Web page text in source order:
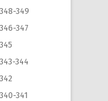
349
347
344
341